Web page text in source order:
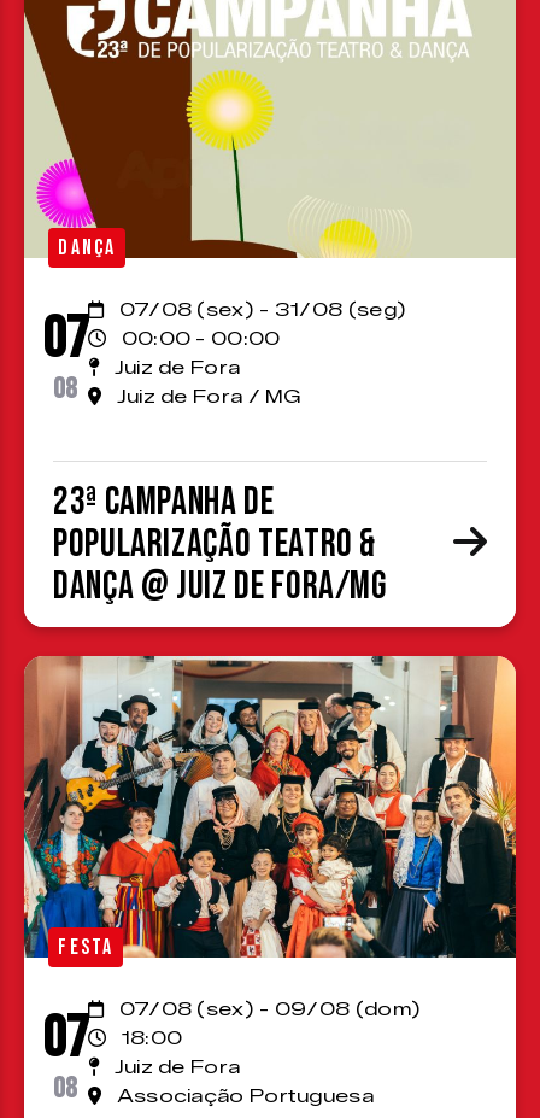
DANÇA
07
08
07/08 (sex) - 31/08 (seg)
00:00 - 00:00
Juiz de Fora
Juiz de Fora / MG
23ª Campanha de
Popularização Teatro &
Dança @ Juiz de Fora/MG
FESTA
07
08
07/08 (sex) - 09/08 (dom)
18:00
Juiz de Fora
Associação Portuguesa